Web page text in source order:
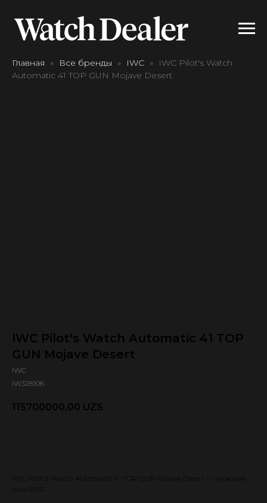
Главная Все бренды IWC
IWC Pilot's Watch
Automatic 41 TOP GUN Mojave Desert
IWC Pilot's Watch Automatic 41 TOP
GUN Mojave Desert
IWC
IW328106
115700000,00 UZS
IWC Pilot's Watch Automatic 41 TOP GUN Mojave Desert — мужские